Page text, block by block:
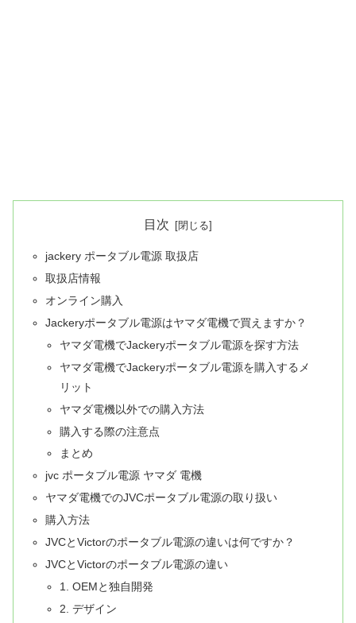
目次
jackery ポータブル電源 取扱店
取扱店情報
オンライン購入
Jackeryポータブル電源はヤマダ電機で買えますか？
ヤマダ電機でJackeryポータブル電源を探す方法
ヤマダ電機でJackeryポータブル電源を購入するメ
リット
ヤマダ電機以外での購入方法
購入する際の注意点
まとめ
jvc ポータブル電源 ヤマダ 電機
ヤマダ電機でのJVCポータブル電源の取り扱い
購入方法
JVCとVictorのポータブル電源の違いは何ですか？
JVCとVictorのポータブル電源の違い
1. OEMと独自開発
2. デザイン